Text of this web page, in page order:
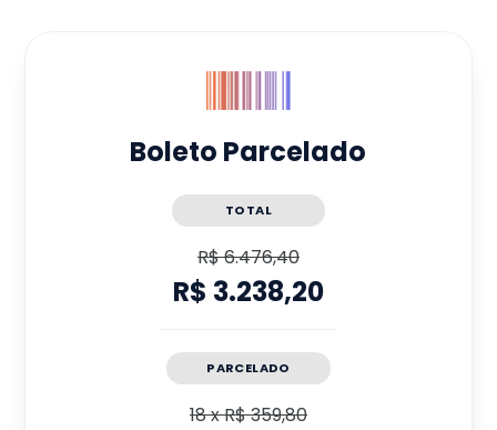
Boleto Parcelado
TOTAL
R$ 6.476,40
R$ 3.238,20
PARCELADO
18xR$ 359,80